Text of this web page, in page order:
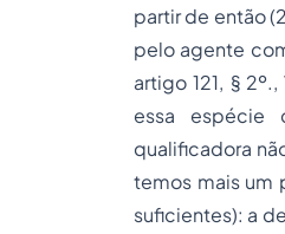
partir de então
pelo agente
artigo 121, §
essa espécie
qualificadora
temos mais um
suficientes): a